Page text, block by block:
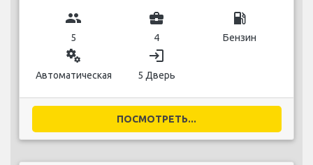
group
5
business_center
4
local_gas_station
Бензин
miscellaneous_services
Автоматическая
login
5 Дверь
ПОСМОТРЕТЬ...